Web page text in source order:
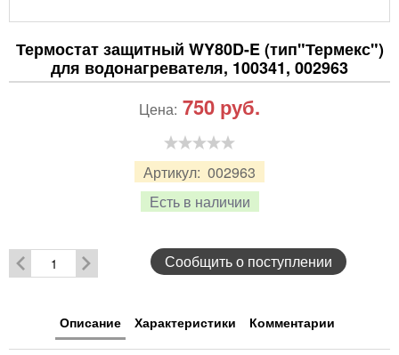
Термостат защитный WY80D-E (тип"Термекс")
для водонагревателя, 100341, 002963
Артикул: 002963
Есть в наличии
Цена: 750 руб.
Сообщить о поступлении
Описание Характеристики Комментарии